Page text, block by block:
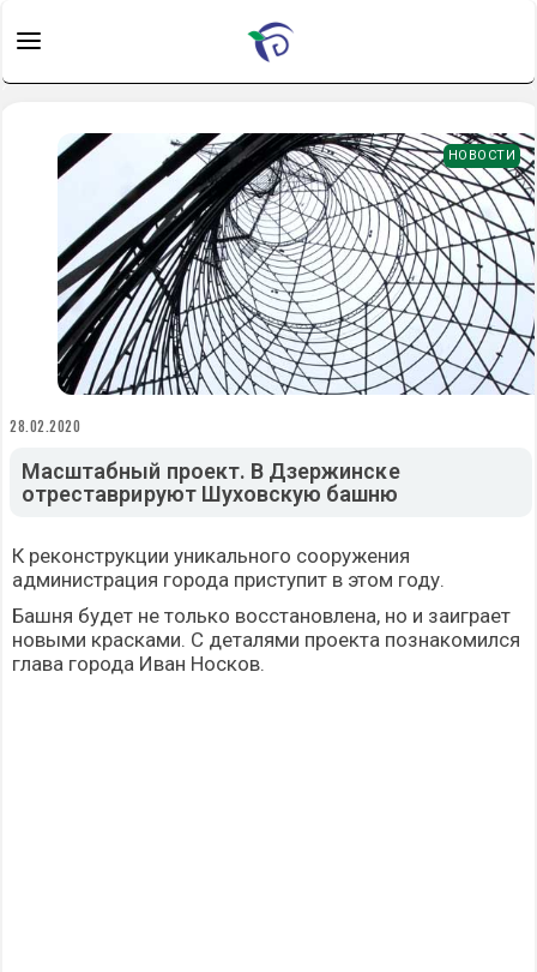
НОВОСТИ
28.02.2020
Масштабный проект. В Дзержинске
отреставрируют Шуховскую башню
К реконструкции уникального сооружения
администрация города приступит в этом году.
Башня будет не только восстановлена, но и заиграет
новыми красками. С деталями проекта познакомился
глава города Иван Носков.